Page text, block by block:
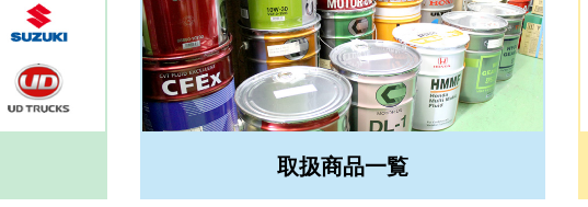
取扱商品一覧